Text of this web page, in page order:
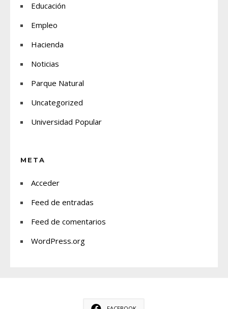
Educación
Empleo
Hacienda
Noticias
Parque Natural
Uncategorized
Universidad Popular
META
Acceder
Feed de entradas
Feed de comentarios
WordPress.org